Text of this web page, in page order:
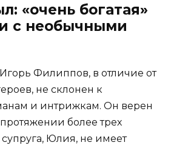
«очень богатая»
с необычными
Филиппов, в отличие от
не склонен к
и интрижкам. Он верен
более трех
супруга, Юлия, не имеет